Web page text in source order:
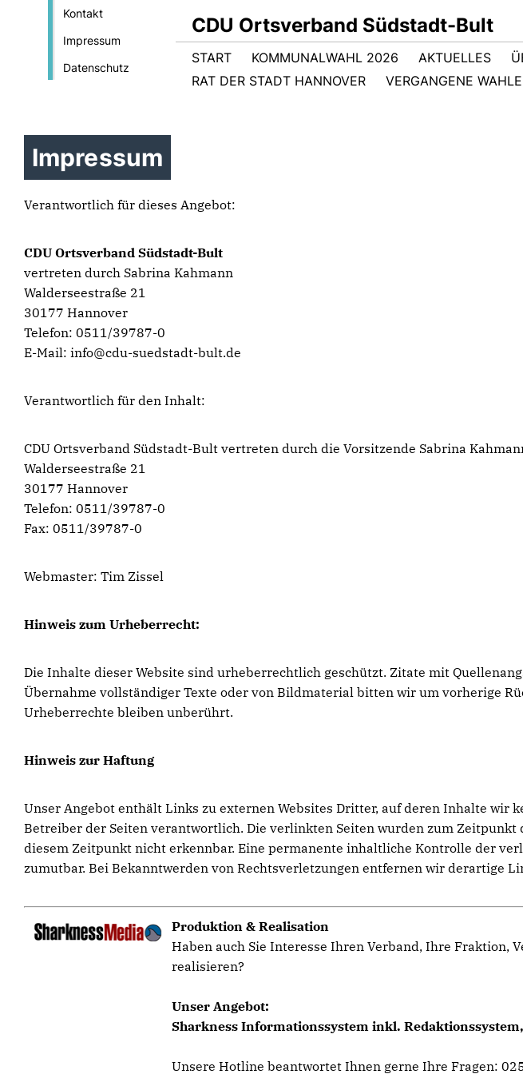
Kontakt
Impressum
Datenschutz
CDU Ortsverband Südstadt-Bult
START KOMMUNALWAHL 2026 AKTUELLES
RAT DER STADT HANNOVER
VERGANGENE
Impressum
Verantwortlich für dieses Angebot:
CDU Ortsverband Südstadt-Bult
vertreten durch Sabrina Kahmann
Walderseestraße 21
30177 Hannover
Telefon: 0511/39787-0
E-Mail: info@cdu-suedstadt-bult.de
Verantwortlich für den Inhalt:
CDU Ortsverband Südstadt-Bult vertreten durch die Vorsitzende Sabrina
Walderseestraße 21
30177 Hannover
Telefon: 0511/39787-0
Fax: 0511/39787-0
Webmaster: Tim Zissel
Hinweis zum Urheberrecht:
Die Inhalte dieser Website sind urheberrechtlich geschützt. Zitate mit
Übernahme vollständiger Texte oder von Bildmaterial bitten wir um vorherige
Urheberrechte bleiben unberührt.
Hinweis zur Haftung
Unser Angebot enthält Links zu externen Websites Dritter, auf deren Inhalte
Betreiber der Seiten verantwortlich. Die verlinkten Seiten wurden zum
diesem Zeitpunkt nicht erkennbar. Eine permanente inhaltliche Kontrolle der
zumutbar. Bei Bekanntwerden von Rechtsverletzungen entfernen wir derartige
Produktion & Realisation
Haben auch Sie Interesse Ihren Verband, Ihre Fraktion,
realisieren?
Unser Angebot:
Sharkness Informationssystem inkl.
Unsere Hotline beantwortet Ihnen gerne Ihre Fragen: